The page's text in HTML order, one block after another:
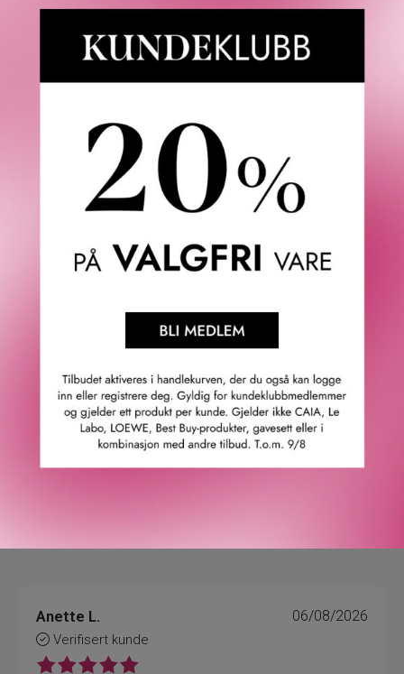
BESKRIVELSE OMTALER SPØRSMÅL & SVAR
shu uemura silk bloom conditioner er en reparerende
reparerer hårfibernes struktur og gjør håret tykt og
silkemykt fra rot til spiss.
passer til skadet hår.
Leverandørs artikkelnummer: e1603003
Våre kunder om oss
4.9/5
Basert på 21963 verifiserte omtaler.Se alle omtaler.
Anette L.
Verifisert kunde
06/08/2026